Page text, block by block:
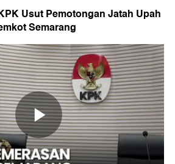
Usut Pemotongan Jatah Upah
Semarang